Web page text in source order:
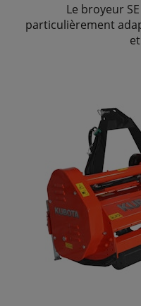
Le broyeur
particulièrement